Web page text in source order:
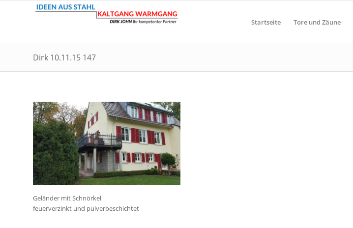
Startseite Tore und Zäune
Dirk 10.11.15 147
Geländer mit Schnörkel
feuerverzinkt und pulverbeschichtet